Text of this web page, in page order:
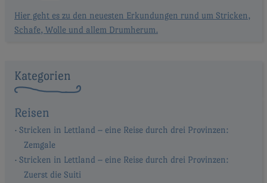
Hier geht es zu den neuesten Erkundungen rund um Stricken,
Schafe, Wolle und allem Drumherum.
Kategorien
Reisen
Stricken in Lettland – eine Reise durch drei Provinzen:
Zemgale
Stricken in Lettland – eine Reise durch drei Provinzen:
Zuerst die Suiti